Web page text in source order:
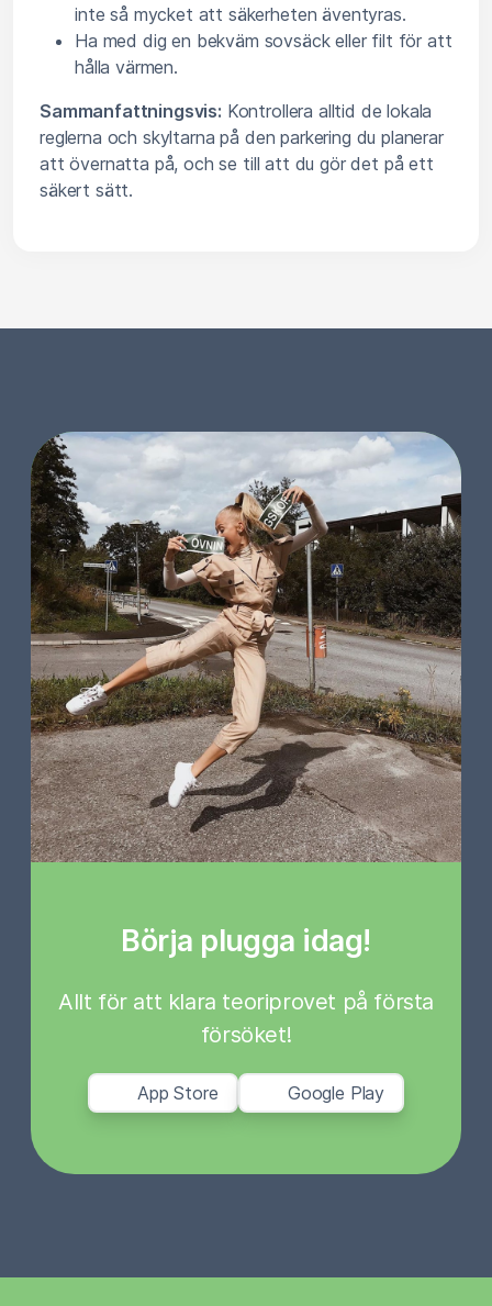
inte så mycket att säkerheten äventyras.
Ha med dig en bekväm sovsäck eller filt för att
hålla värmen.
Sammanfattningsvis: Kontrollera alltid de lokala
reglerna och skyltarna på den parkering du planerar
att övernatta på, och se till att du gör det på ett
säkert sätt.
Börja plugga idag!
Allt för att klara teoriprovet på första
försöket!
App Store Google Play